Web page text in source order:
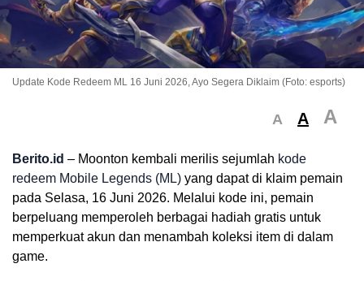
Update Kode Redeem ML 16 Juni 2026, Ayo Segera Diklaim (Foto: esports)
A A A
Berito.id – Moonton kembali merilis sejumlah kode
redeem Mobile Legends (ML) yang dapat di klaim pemain
pada Selasa, 16 Juni 2026. Melalui kode ini, pemain
berpeluang memperoleh berbagai hadiah gratis untuk
memperkuat akun dan menambah koleksi item di dalam
game.